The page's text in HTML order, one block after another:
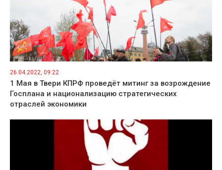
26.04.2022, 09:22
1 Мая в Твери КПРФ проведёт митинг за возрождение
Госплана и национализацию стратегических
отраслей экономики